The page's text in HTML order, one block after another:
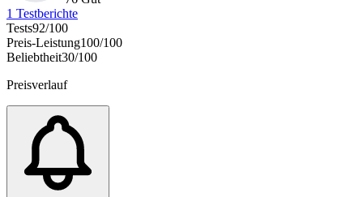
1 Testberichte
Tests92/100
Preis-Leistung100/100
Beliebtheit30/100
Preisverlauf